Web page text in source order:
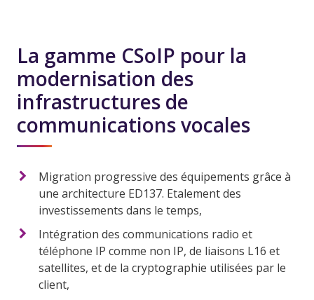
La gamme CSoIP pour la
modernisation des
infrastructures de
communications vocales
Migration progressive des équipements grâce à
une architecture ED137. Etalement des
investissements dans le temps,
Intégration des communications radio et
téléphone IP comme non IP, de liaisons L16 et
satellites, et de la cryptographie utilisées par le
client,